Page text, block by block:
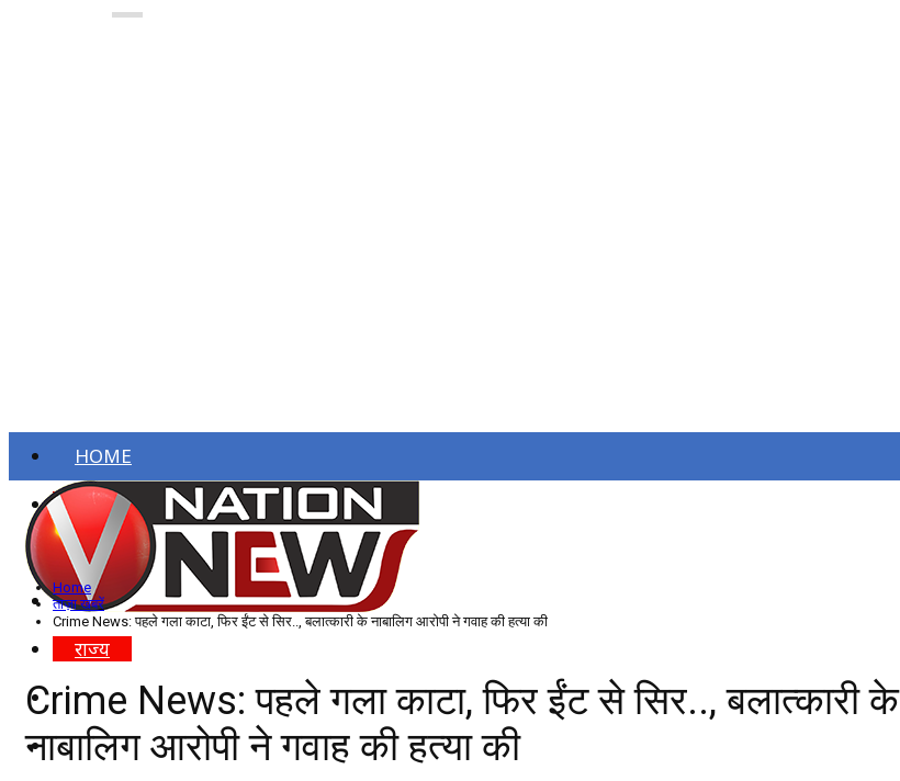
HOME
ताज़ा खबरें
देश
विदेश
राज्य
उत्तर प्रदेश
नोएडा
Home
ताज़ा खबरें
Crime News: पहले गला काटा, फिर ईंट से सिर.., बलात्कारी के नाबालिग आरोपी ने गवाह की हत्या की
Crime News: पहले गला काटा, फिर ईंट से सिर.., बलात्कारी के
नाबालिग आरोपी ने गवाह की हत्या की